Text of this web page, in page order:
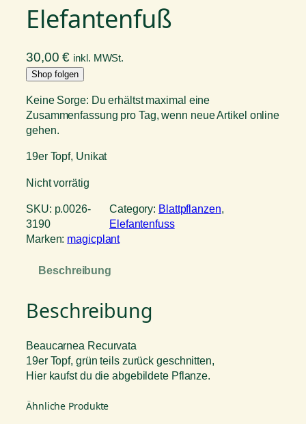
Elefantenfuß
30,00€ inkl. MWSt.
Shop folgen
Keine Sorge: Du erhältst maximal eine
Zusammenfassung pro Tag, wenn neue Artikel online
gehen.
19er Topf, Unikat
Nicht vorrätig
SKU: p.0026-
3190
Category: Blattpflanzen
Elefantenfuss
Marken: magicplant
Beschreibung
Beschreibung
Beaucarnea Recurvata
19er Topf, grün teils zurück geschnitten,
Hier kaufst du die abgebildete Pflanze.
Ähnliche Produkte